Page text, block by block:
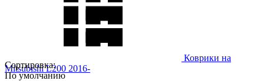
Коврики на
Mitsubishi L200 2016-
Сортировка:
По умолчанию